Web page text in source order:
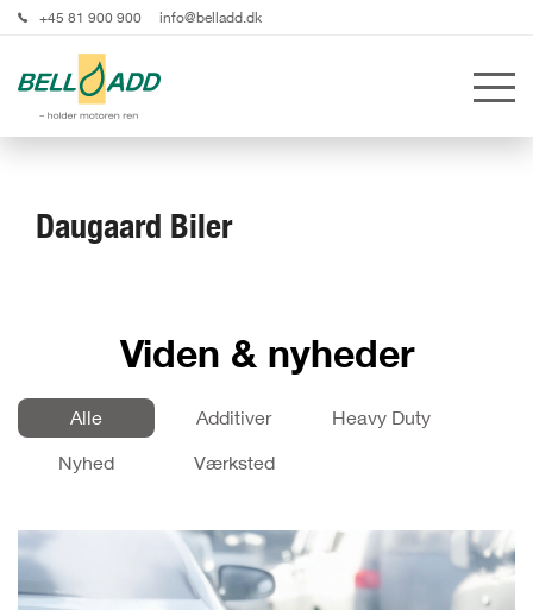
+45 81 900 900 info@belladd.dk
Daugaard Biler
Viden & nyheder
Alle Additiver
Heavy Duty
Nyhed
Værksted